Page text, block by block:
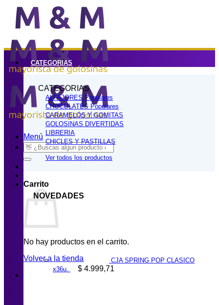
Saltar
contenido
Menú
Buscar
por:
Carrito
No hay productos en el carrito.
Volver a la tienda
CATEGORIAS
CATEGORIAS
ALFAJORES
CHOCOLATES
CARAMELOS Y GOMITAS
GOLOSINAS DIVERTIDAS
LIBRERIA
CHICLES Y PASTILLAS
Ver todos los productos
NOVEDADES
CJA SPRING POP CLASICO
x36u.
$ 4.999,71